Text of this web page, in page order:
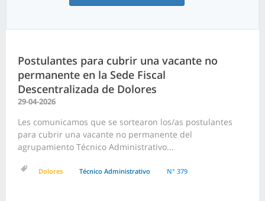
Postulantes para cubrir una vacante no
permanente en la Sede Fiscal
Descentralizada de Dolores
29-04-2026
Les comunicamos que se sortearon los/as postulantes
para cubrir una vacante no permanente del
agrupamiento Técnico Administrativo...
Dolores Técnico Administrativo N° 379